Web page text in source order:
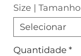
Size | Tamanho
Quantidade *